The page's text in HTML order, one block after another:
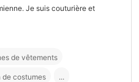
Je suis couturière et
de vêtements
de costumes ...